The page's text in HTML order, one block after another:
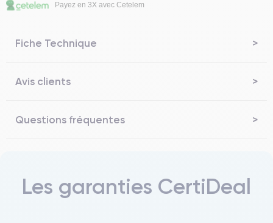
Payez en 3X avec Cetelem
Fiche Technique
Avis clients
Questions fréquentes
Les garanties CertiDeal